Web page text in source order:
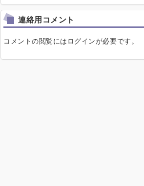
連絡用コメント
コメントの閲覧にはログインが必要です。